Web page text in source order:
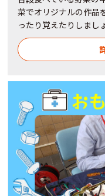
菜でオリジナルの作品
ったり覚えたりしまし